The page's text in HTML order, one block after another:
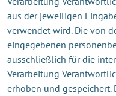
aus der jeweiligen
verwendet wird. Die von
eingegebenen
ausschließlich für die
Verarbeitung
erhoben und gespeichert.